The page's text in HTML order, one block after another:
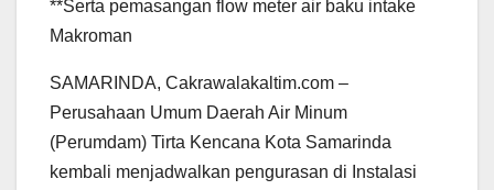
**Serta pemasangan flow meter air baku intake
Makroman
SAMARINDA, Cakrawalakaltim.com –
Perusahaan Umum Daerah Air Minum
(Perumdam) Tirta Kencana Kota Samarinda
kembali menjadwalkan pengurasan di Instalasi